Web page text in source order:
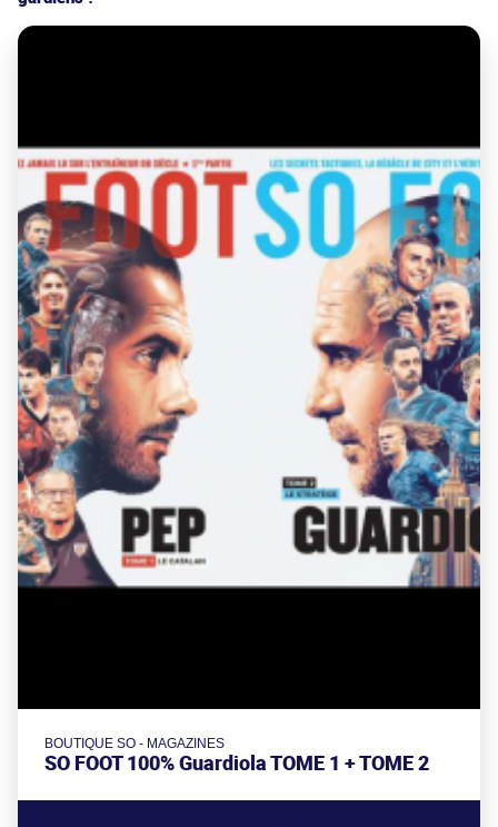
BOUTIQUE SO - MAGAZINES
SO FOOT 100% Guardiola TOME 1 + TOME 2